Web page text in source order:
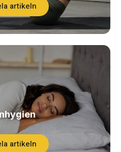
artikeln
artikeln